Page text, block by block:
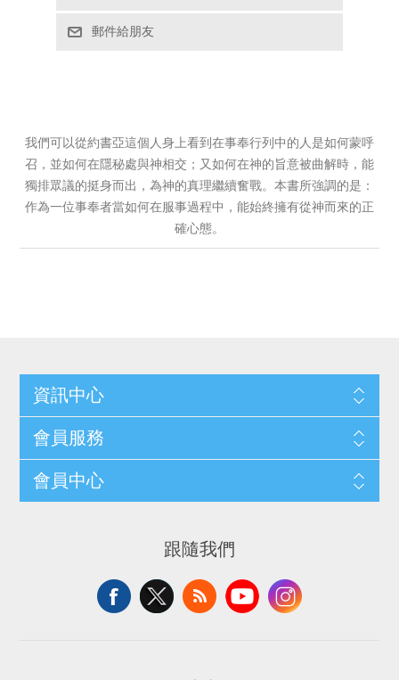
郵件給朋友
我們可以從約書亞這個人身上看到在事奉行列中的人是如何蒙呼
召，並如何在隱秘處與神相交；又如何在神的旨意被曲解時，能
獨排眾議的挺身而出，為神的真理繼續奮戰。本書所強調的是：
作為一位事奉者當如何在服事過程中，能始終擁有從神而來的正
確心態。
資訊中心
會員服務
會員中心
跟隨我們